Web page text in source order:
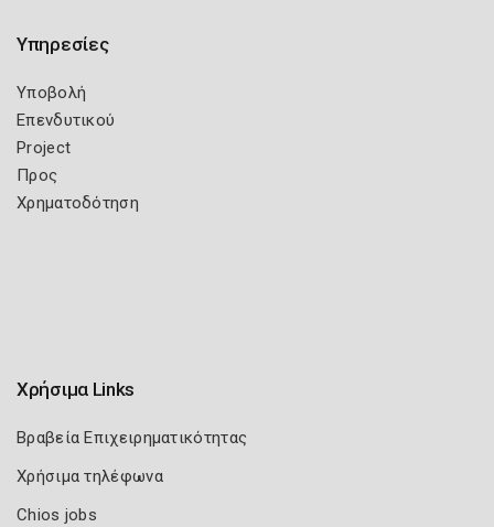
Υπηρεσίες
Υποβολή
Επενδυτικού
Project
Προς
Χρηματοδότηση
Χρήσιμα Links
Βραβεία Επιχειρηματικότητας
Χρήσιμα τηλέφωνα
Chios jobs